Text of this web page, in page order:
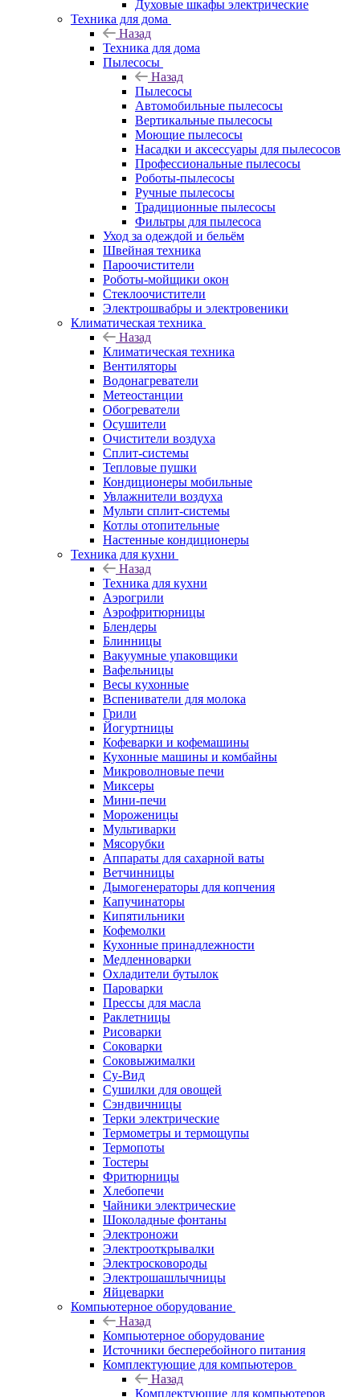
Духовые шкафы электрические
Техника для дома
Назад
Техника для дома
Пылесосы
Назад
Пылесосы
Автомобильные пылесосы
Вертикальные пылесосы
Моющие пылесосы
Насадки и аксессуары для пылесосов
Профессиональные пылесосы
Роботы-пылесосы
Ручные пылесосы
Традиционные пылесосы
Фильтры для пылесоса
Уход за одеждой и бельём
Швейная техника
Пароочистители
Роботы-мойщики окон
Стеклоочистители
Электрошвабры и электровеники
Климатическая техника
Назад
Климатическая техника
Вентиляторы
Водонагреватели
Метеостанции
Обогреватели
Осушители
Очистители воздуха
Сплит-системы
Тепловые пушки
Кондиционеры мобильные
Увлажнители воздуха
Мульти сплит-системы
Котлы отопительные
Настенные кондиционеры
Техника для кухни
Назад
Техника для кухни
Аэрогрили
Аэрофритюрницы
Блендеры
Блинницы
Вакуумные упаковщики
Вафельницы
Весы кухонные
Вспениватели для молока
Грили
Йогуртницы
Кофеварки и кофемашины
Кухонные машины и комбайны
Микроволновые печи
Миксеры
Мини-печи
Мороженицы
Мультиварки
Мясорубки
Аппараты для сахарной ваты
Ветчинницы
Дымогенераторы для копчения
Капучинаторы
Кипятильники
Кофемолки
Кухонные принадлежности
Медленноварки
Охладители бутылок
Пароварки
Прессы для масла
Раклетницы
Рисоварки
Соковарки
Соковыжималки
Су-Вид
Сушилки для овощей
Сэндвичницы
Терки электрические
Термометры и термощупы
Термопоты
Тостеры
Фритюрницы
Хлебопечи
Чайники электрические
Шоколадные фонтаны
Электроножи
Электрооткрывалки
Электросковороды
Электрошашлычницы
Яйцеварки
Компьютерное оборудование
Назад
Компьютерное оборудование
Источники бесперебойного питания
Комплектующие для компьютеров
Назад
Комплектующие для компьютеров